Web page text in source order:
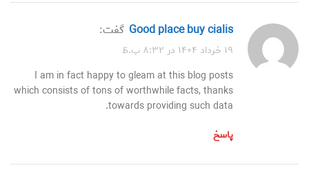
good place buy cialis گفت:
۱۹ خرداد ۱۴۰۴ در ۸:۳۲ ب.ظ
I am in fact happy to gleam at this blog posts
which consists of tons of worthwhile facts, thanks
towards providing such data.
پاسخ